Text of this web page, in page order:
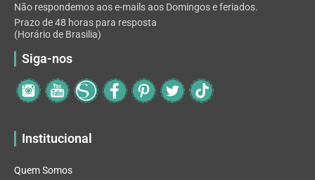
Não respondemos aos e-mails aos Domingos e feriados.
Prazo de 48 horas para resposta
(Horário de Brasilia)
Siga-nos
Institucional
Quem Somos